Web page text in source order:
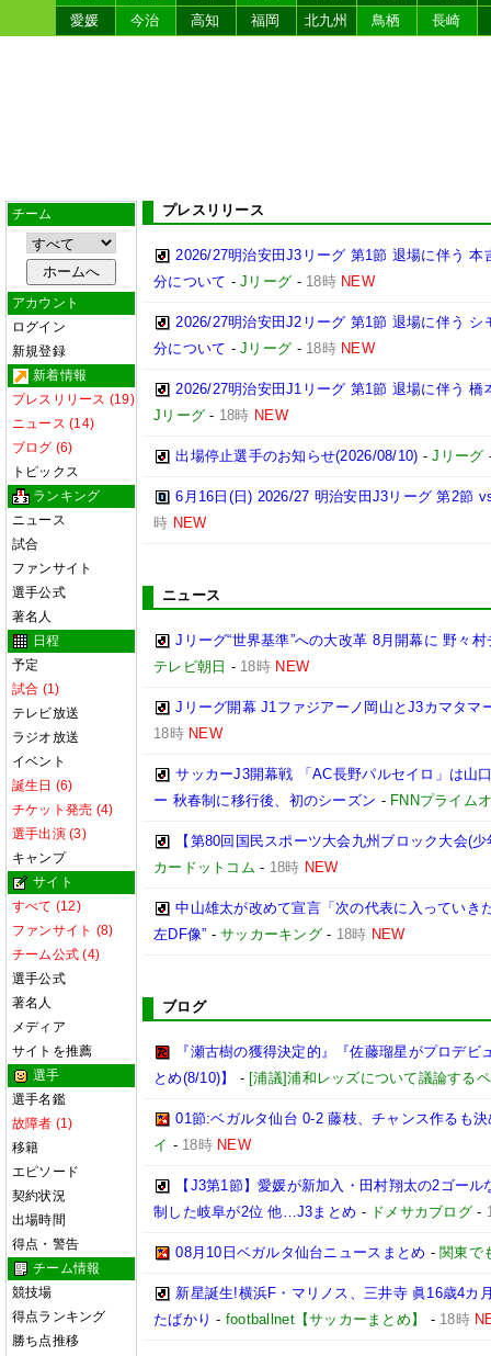
愛媛
今治 高知 福岡 北九州 鳥栖 長崎
チーム
アカウント
ログイン
新規登録
新着情報
プレスリリース (19)
ニュース (14)
ブログ (6)
トピックス
ランキング
ニュース
試合
ファンサイト
選手公式
著名人
日程
予定
試合 (1)
テレビ放送
ラジオ放送
イベント
誕生日 (6)
チケット発売 (4)
選手出演 (3)
キャンプ
サイト
すべて (12)
ファンサイト (8)
チーム公式 (4)
選手公式
著名人
メディア
サイトを推薦
選手
選手名鑑
故障者 (1)
移籍
エピソード
契約状況
出場時間
得点・警告
チーム情報
競技場
得点ランキング
勝ち点推移
プレスリリース
2026/27明治安田J3リーグ 第1節 退場に伴う
分について -Jリーグ - 18時 NEW
2026/27明治安田J2リーグ 第1節 退場に伴う
分について -Jリーグ - 18時 NEW
2026/27明治安田J1リーグ 第1節 退場に伴う
Jリーグ - 18時 NEW
出場停止選手のお知らせ(2026/08/10) -Jリーグ
6月16日(日) 2026/27 明治安田J3リーグ 第2節
時 NEW
ニュース
Jリーグ“世界基準”への大改革 8月開幕に 野々
テレビ朝日 - 18時 NEW
Jリーグ開幕 J1ファジアーノ岡山とJ3カマタマ
18時 NEW
サッカーJ3開幕戦 「AC長野パルセイロ」は山
ー 秋春制に移行後、初のシーズン - FNNプライム
【第80回国民スポーツ大会九州ブロック大会(
カードットコム - 18時 NEW
中山雄太が改めて宣言「次の代表に入っていき
左DF像” -サッカーキング - 18時 NEW
ブログ
『瀬古樹の獲得決定的』『佐藤瑠星がプロデ
とめ(8/10)】
- [浦議]浦和レッズについて議論する
01節:ベガルタ仙台 0-2 藤枝、チャンス作るも
イ - 18時 NEW
【J3第1節】愛媛が新加入・田村翔太の2ゴー
制した岐阜が2位 他…J3まとめ - ドメサカブログ-
08月10日ベガルタ仙台ニュースまとめ - 関東で
新星誕生!横浜F・マリノス、三井寺 眞16歳4カ
たばかり - footballnet【サッカーまとめ】 - 18時